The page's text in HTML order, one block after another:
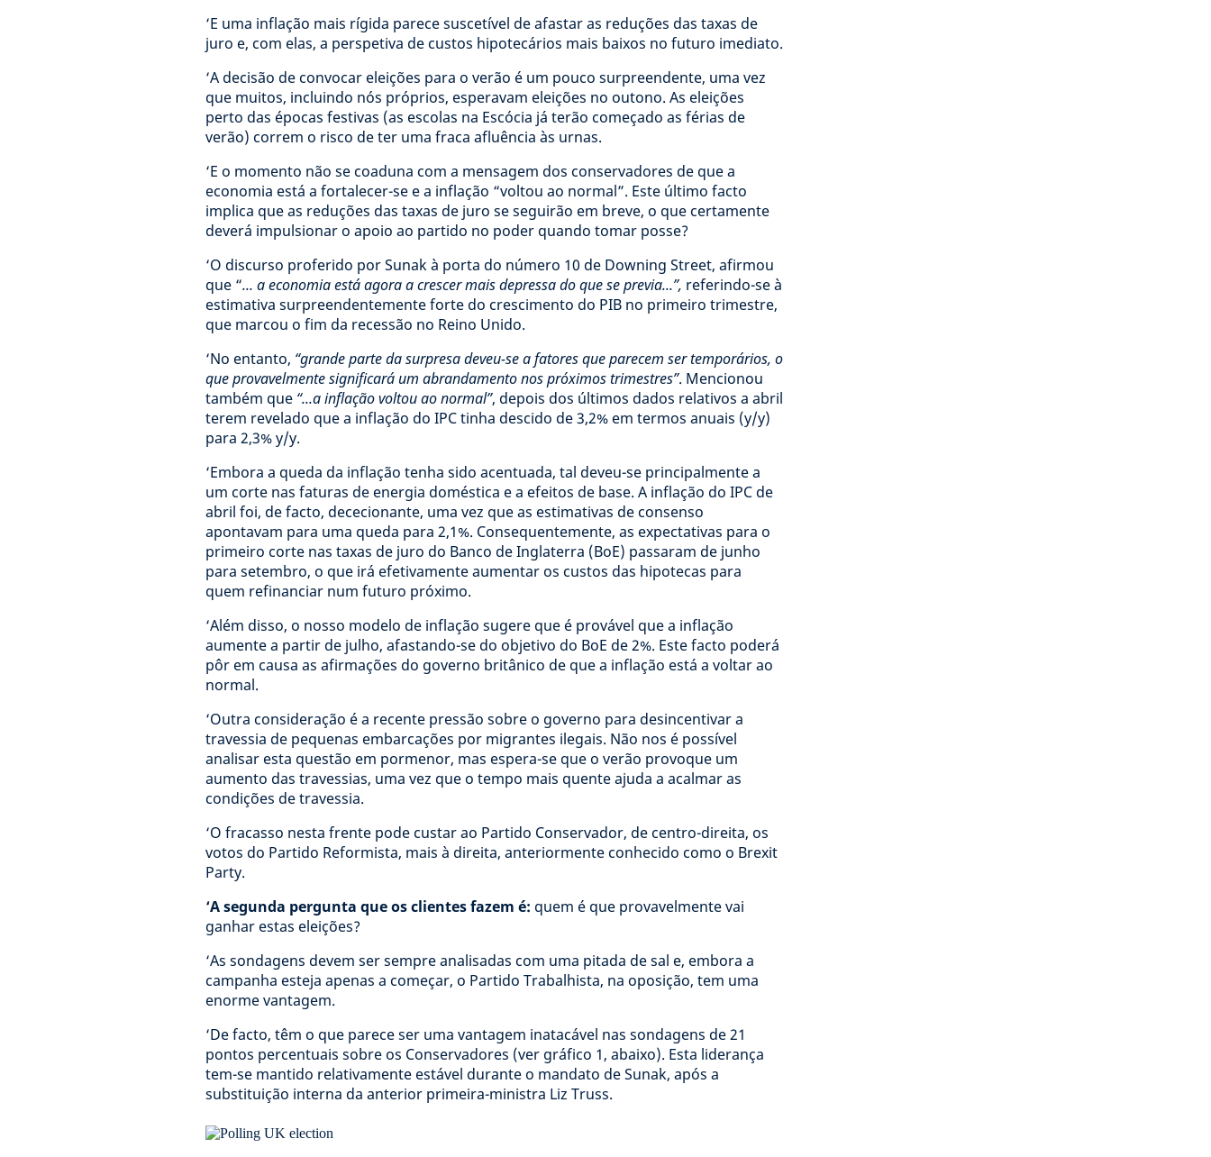
‘E uma inflação mais rígida parece suscetível de afastar as reduções das taxas de
juro e, com elas, a perspetiva de custos hipotecários mais baixos no futuro imediato.
‘A decisão de convocar eleições para o verão é um pouco surpreendente, uma vez
que muitos, incluindo nós próprios, esperavam eleições no outono. As eleições
perto das épocas festivas (as escolas na Escócia já terão começado as férias de
verão) correm o risco de ter uma fraca afluência às urnas.
‘E o momento não se coaduna com a mensagem dos conservadores de que a
economia está a fortalecer-se e a inflação “voltou ao normal”. Este último facto
implica que as reduções das taxas de juro se seguirão em breve, o que certamente
deverá impulsionar o apoio ao partido no poder quando tomar posse?
‘O discurso proferido por Sunak à porta do número 10 de Downing Street, afirmou
que “... a economia está agora a crescer mais depressa do que se previa...”, referindo-se à
estimativa surpreendentemente forte do crescimento do PIB no primeiro trimestre,
que marcou o fim da recessão no Reino Unido.
‘No entanto, “grande parte da surpresa deveu-se a fatores que parecem ser temporários, o
que provavelmente significará um abrandamento nos próximos trimestres”. Mencionou
também que “...a inflação voltou ao normal”, depois dos últimos dados relativos a abril
terem revelado que a inflação do IPC tinha descido de 3,2% em termos anuais (y/y)
para 2,3% y/y.
‘Embora a queda da inflação tenha sido acentuada, tal deveu-se principalmente a
um corte nas faturas de energia doméstica e a efeitos de base. A inflação do IPC de
abril foi, de facto, dececionante, uma vez que as estimativas de consenso
apontavam para uma queda para 2,1%. Consequentemente, as expectativas para o
primeiro corte nas taxas de juro do Banco de Inglaterra (BoE) passaram de junho
para setembro, o que irá efetivamente aumentar os custos das hipotecas para
quem refinanciar num futuro próximo.
‘Além disso, o nosso modelo de inflação sugere que é provável que a inflação
aumente a partir de julho, afastando-se do objetivo do BoE de 2%. Este facto poderá
pôr em causa as afirmações do governo britânico de que a inflação está a voltar ao
normal.
‘Outra consideração é a recente pressão sobre o governo para desincentivar a
travessia de pequenas embarcações por migrantes ilegais. Não nos é possível
analisar esta questão em pormenor, mas espera-se que o verão provoque um
aumento das travessias, uma vez que o tempo mais quente ajuda a acalmar as
condições de travessia.
‘O fracasso nesta frente pode custar ao Partido Conservador, de centro-direita, os
votos do Partido Reformista, mais à direita, anteriormente conhecido como o Brexit
Party.
‘A segunda pergunta que os clientes fazem é: quem é que provavelmente vai
ganhar estas eleições?
‘As sondagens devem ser sempre analisadas com uma pitada de sal e, embora a
campanha esteja apenas a começar, o Partido Trabalhista, na oposição, tem uma
enorme vantagem.
‘De facto, têm o que parece ser uma vantagem inatacável nas sondagens de 21
pontos percentuais sobre os Conservadores (ver gráfico 1, abaixo). Esta liderança
tem-se mantido relativamente estável durante o mandato de Sunak, após a
substituição interna da anterior primeira-ministra Liz Truss.